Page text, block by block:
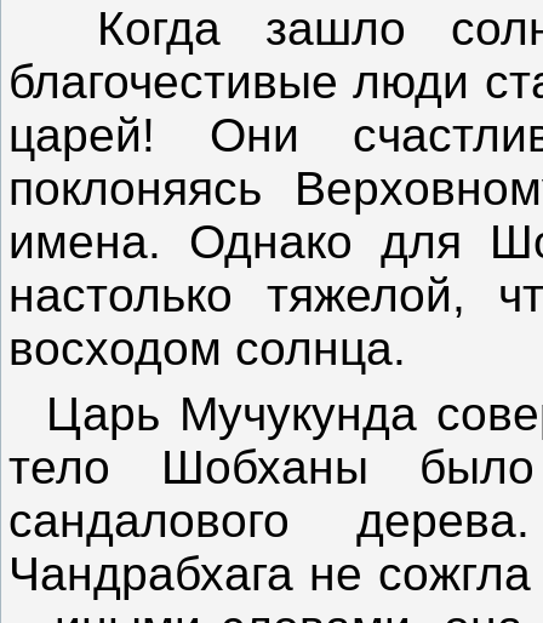
Когда зашло
благочестивые люди
царей! Они
поклоняясь
имена. Однако для
настолько тяжелой,
восходом солнца.
Царь Мучукунда
тело Шобханы
сандалового
Чандрабхага не